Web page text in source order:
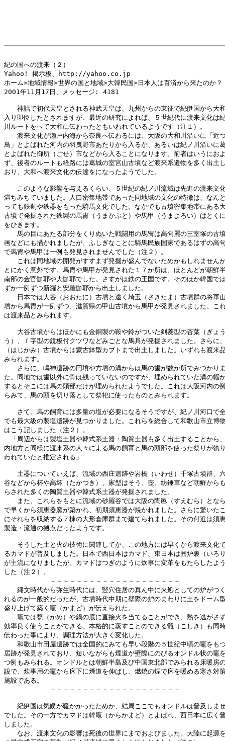
紀の国への渡来（２）
Yahoo! 掲示板、http://yahoo.co.jp
ホーム>地域情報>世界の国と地域>大韓民国>日本人は百済から来たのか？
2001年11月17日、メッセージ: 4181
神話で初代天皇とされる神武天皇は、九州からの東征で紀伊国から大
入り即位したとされますが、最近の研究によれば、５世紀代に渡来文化は
川ルートをへて大和に伝わったともいわれているようです（注１）。
渡来文化が瀬戸内海から奈良へ伝わるには、大阪の大和川沿いに「近
鳥」とよばれた河内の羽曳野市あたりから入るか、あるいは紀ノ川沿いに
とよばれた御所（ごせ）市などから入ることになります。前者はいうにお
ず、後者のルートも経路には葛城の室宮山古墳など渡来系遺物を多く出土
おり、大和へ渡来文化の伝達をになったようでした。
このような影響を与えるくらい、５世紀の紀ノ川流域は先進の渡来文
満ちみちていました。人口密集地帯であった同地域の文化の特徴は、なん
っても鉄剣や鉄器をもった騎馬文化でした。なかでも古墳密集地帯にある
古墳で発掘された鉄製の馬冑（うまかぶと）や馬甲（うまよろい）はとく
をひきます。
馬の目にあたる部分をくりぬいた戦闘用の馬冑は高句麗の三室塚の古
画などにも描かれましたが、ふしぎなことに騎馬民族国家であるはずの高
で馬冑や馬甲は一例も発見されませんでした（注２）。
これは同地域の開発がすすまず発掘が盛んでないためかもしれません
とにかく意外です。馬冑や馬甲が発見された１７か所は、ほとんどが朝鮮
南部の金官伽耶や大伽耶でした。さすがは鉄の王国です。そのほか韓国で
ずか一例ずつ新羅と安羅伽耶から出土しました。
日本では大谷（おおたに）古墳と遠く埼玉（さきたま）古墳群の将軍
墳から馬冑が一例ずつ、滋賀県の甲山古墳から馬甲が発見されました。こ
は渡来品とみられます。
大谷古墳からはほかにも金銅製の鞍や鈴がついた剣菱型の杏葉（ぎょ
う）、ｆ字型の鏡板付クツワなどみごとな馬具が発掘されました。さらに
（はじかみ）古墳からは蒙古鉢型カブトまで出土しました。いずれも渡来
みられます。
さらに、鳴神遺跡の円墳や方墳の溝からは馬の歯が数か所でみつかり
た。同地では歯以外に骨は残っていないのですが、埋められていた溝の幅
するとそこには馬の頭部だけが埋められたようでした。これは大阪河内の
らみて、馬の頭を切り落として祭祀に使ったものとみられます。
さて、馬の飼育には多量の塩が必要になるそうですが、紀ノ川河口で
でも最大級の製塩遺跡が見つかりました。これらを総合して和歌山市立博
はこう記しました（注２）。
「周辺からは製塩土器や韓式系土器・陶質土器も多く出土することから
内地方と同様に渡来系の人々による馬の飼育と馬の頭部を使った祭りが執
われていたと推定される」
土器についていえば、流域の西庄遺跡や岩橋（いわせ）千塚古墳群、
谷などから杯や高坏（たかつき）、家型はそう、壺、紡錘車など朝鮮から
らされた多くの陶質土器や韓式系土器が発掘されました。
また、これらをもとに流域の砂羅谷では大阪の陶邑（すえむら）とな
で早くから須恵器窯が築かれ、初期須恵器が焼かれました。さらに驚いた
にそれらを収納する７棟の大形倉庫群まで建てられました。その付近は須
製造・流通の拠点だったようです。
そうした土と火の技術に関連してか、この地方には早くから渡来文化
るカマドが普及しました。日本で西日本はカマド、東日本は囲炉裏（いろ
が主流になりましたが、カマドはつぎのように炊事に変革をもたらしたよ
した（注２）。
－－－－－－－－－－－－－－－－－－－－
縄文時代から弥生時代には、竪穴住居の真ん中に火処としての炉がつ
れるのが一般的だったが、古墳時代中期に壁際の炉のまわりに土をドーム
盛り上げて築く竈（かまど）が伝えられた。
竈では甕（かめ）や鍋の底に直接火を当てることができ、熱を逃がさ
効率良く使うことができる。本格的に蒸すことのできる甑（こしき）も同
伝わった事により、調理方法が大きく変化した。
和歌山市田屋遺跡では全国的にみても早い段階の５世紀中頃の竈をも
居跡が発見されており、短いながらも煙道が壁際にのびるオンドル状の竈
つ例もみられる。オンドルとは朝鮮半島及び中国東北部でみられる床暖房
設で、炊事用の竈から床下に煙道を伸ばし、燃焼の煙で床を暖める寒さ対
施設である。
－－－－－－－－－－－－－－－－－－－－
紀伊国は気候が暖かかったためか、結局ここでもオンドルは普及しま
でした。その一方でカマドは韓竈（からかまど）とよばれ、西日本に広く
しました。
なお、渡来文化の影響は死後の世界にまでおよびました。大陸に起源